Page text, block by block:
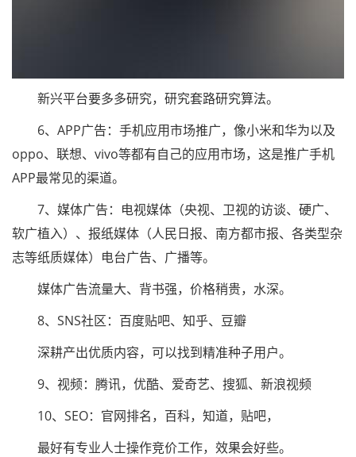
新兴平台要多多研究，研究套路研究算法。
6、APP广告：手机应用市场推广，像小米和华为以及
oppo、联想、vivo等都有自己的应用市场，这是推广手机
APP最常见的渠道。
7、媒体广告：电视媒体（央视、卫视的访谈、硬广、
软广植入）、报纸媒体（人民日报、南方都市报、各类型杂
志等纸质媒体）电台广告、广播等。
媒体广告流量大、背书强，价格稍贵，水深。
8、SNS社区：百度贴吧、知乎、豆瓣
深耕产出优质内容，可以找到精准种子用户。
9、视频：腾讯，优酷、爱奇艺、搜狐、新浪视频
10、SEO：官网排名，百科，知道，贴吧，
最好有专业人士操作竞价工作，效果会好些。